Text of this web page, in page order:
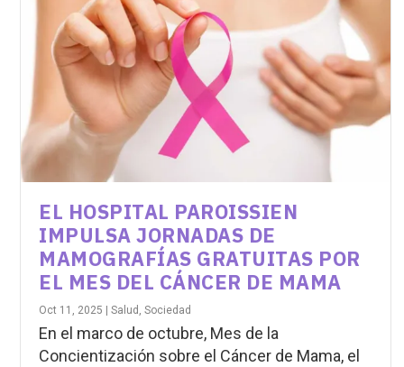
EL HOSPITAL PAROISSIEN
IMPULSA JORNADAS DE
MAMOGRAFÍAS GRATUITAS POR
EL MES DEL CÁNCER DE MAMA
Oct 11, 2025 |Salud ,Sociedad
En el marco de octubre, Mes de la
Concientización sobre el Cáncer de Mama, el